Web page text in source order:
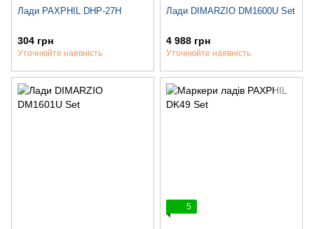
Лади PAXPHIL DHP-27H
304 грн
Уточнюйте наявність
Лади DIMARZIO DM1600U Set
4 988 грн
Уточнюйте наявність
5